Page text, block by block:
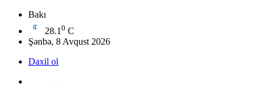
Bakı
28.1 0 C
Şənbə, 8 Avqust 2026
Daxil ol